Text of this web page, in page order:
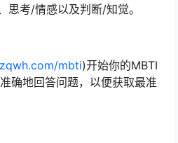
考/情感以及判断/知觉。
mbti)开始你的MBTI
确地回答问题，以便获取最准